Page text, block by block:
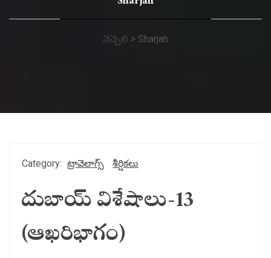
నెచ్చెలి > Sharjah
Category: ట్రావెలాగ్స్ శీర్షికలు
దుబాయ్ విశేషాలు-13
(ఆఖరిభాగం)